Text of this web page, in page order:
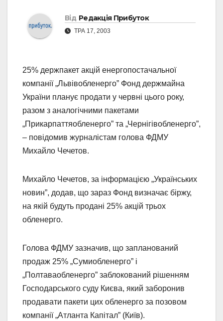
Від Редакція Прибуток
ТРА 17, 2003
25% держпакет акцій енергопостачальної
компанії „Львівобленерго” Фонд держмайна
України планує продати у червні цього року,
разом з аналогічними пакетами
„Прикарпаттяобленерго” та „Чернігівобленерго”,
– повідомив журналістам голова ФДМУ
Михайло Чечетов.
Михайло Чечетов, за інформацією „Українських
новин”, додав, що зараз Фонд визначає біржу,
на якій будуть продані 25% акцій трьох
обленерго.
Голова ФДМУ зазначив, що запланований
продаж 25% „Сумиобленерго” і
„Полтаваобленерго” заблокований рішенням
Господарського суду Києва, який заборонив
продавати пакети цих обленерго за позовом
компанії „Атланта Капітал” (Київ).